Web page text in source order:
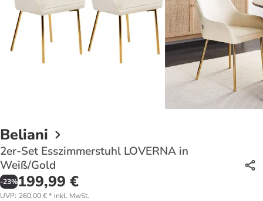
Beliani
2er-Set Esszimmerstuhl LOVERNA in
Weiß/Gold
-23%199,99 €
UVP: 260,00 €* inkl. MwSt.